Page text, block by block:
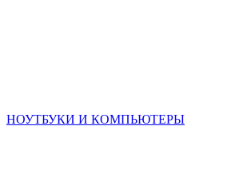
НОУТБУКИ И КОМПЬЮТЕРЫ